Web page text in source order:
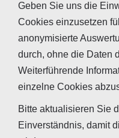
Hexadecylpalmitat
Bornylacetat
Geben Sie uns die
Cookies einzusetzen
anonymisierte
durch, ohne die Daten
Weiterführende
einzelne Cookies
Bitte aktualisieren Sie
Einverständnis, damit